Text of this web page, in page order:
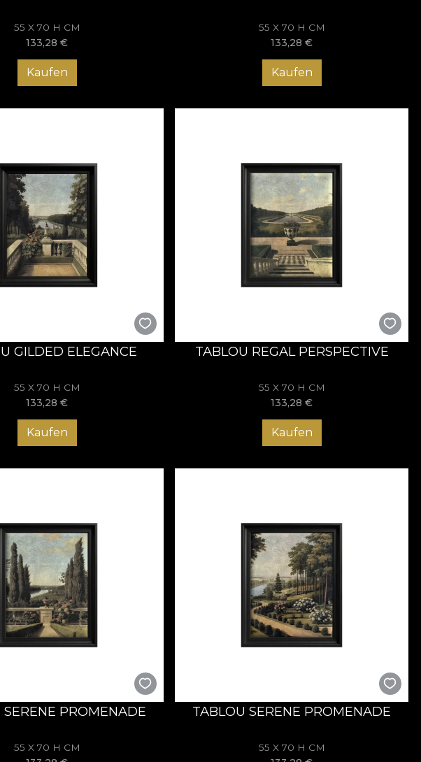
55 X 70 H CM
133,28€
Kaufen
55 X 70 H CM
133,28€
Kaufen
GILDED ELEGANCE
55 X 70 H CM
133,28€
Kaufen
TABLOU REGAL PERSPECTIVE
55 X 70 H CM
133,28€
Kaufen
SERENE PROMENADE
55 X 70 H CM
TABLOU SERENE PROMENADE
55 X 70 H CM